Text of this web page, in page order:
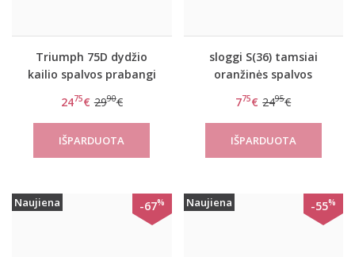
Triumph 75D dydžio
kailio spalvos prabangi
W01
2475€ 2990€
sloggi S(36) tamsiai
oranžinės spalvos
Bikini
775€ 2495€
Naujiena -67% Naujiena -55%